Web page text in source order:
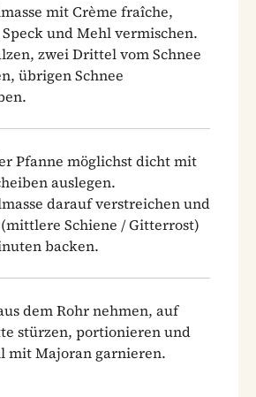
mit Crème fraîche,
und Mehl vermischen.
zwei Drittel vom Schnee
übrigen Schnee
Pfanne möglichst dicht mit
auslegen.
darauf verstreichen und
Schiene / Gitterrost)
backen.
dem Rohr nehmen, auf
stürzen, portionieren und
mit Majoran garnieren.